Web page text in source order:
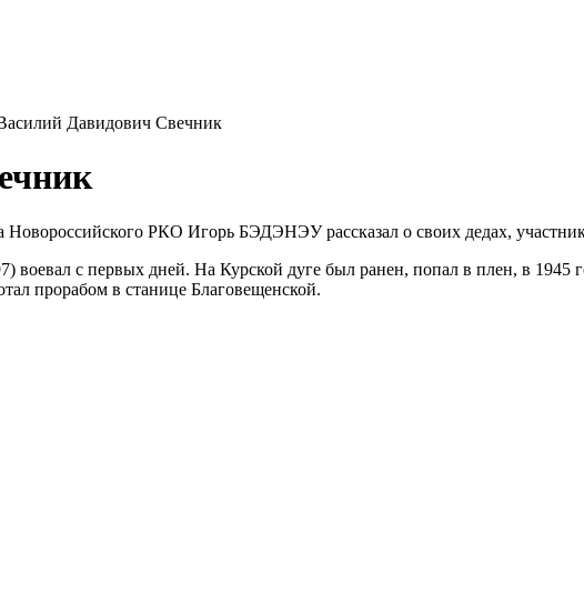
Давидович Свечник
Новороссийского РКО Игорь БЭДЭНЭУ рассказал о своих дедах,
с первых дней. На Курской дуге был ранен, попал в плен, в 1945
прорабом в станице Благовещенской.